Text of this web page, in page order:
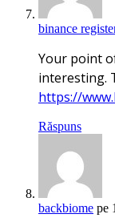
binance
Your point
interesting.
https://
Răspuns
backbiome pe